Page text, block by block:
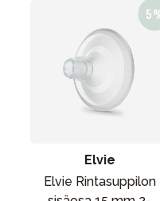
Elvie
Elvie Rintasuppilon